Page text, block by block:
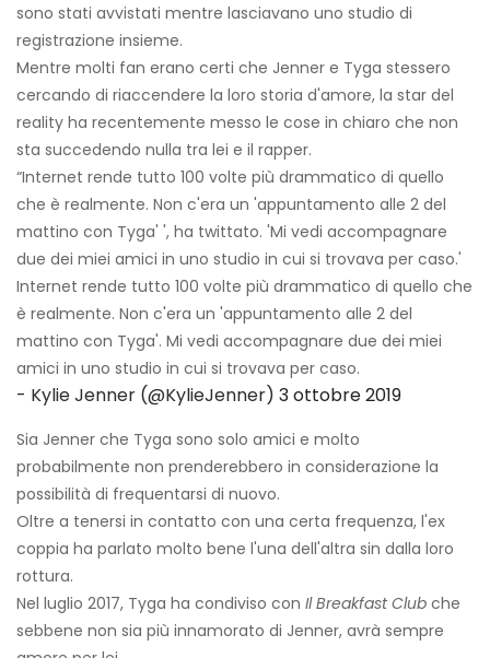
sono stati avvistati mentre lasciavano uno studio di
registrazione insieme.
Mentre molti fan erano certi che Jenner e Tyga stessero
cercando di riaccendere la loro storia d'amore, la star del
reality ha recentemente messo le cose in chiaro che non
sta succedendo nulla tra lei e il rapper.
“Internet rende tutto 100 volte più drammatico di quello
che è realmente. Non c'era un 'appuntamento alle 2 del
mattino con Tyga' ', ha twittato. 'Mi vedi accompagnare
due dei miei amici in uno studio in cui si trovava per caso.'
Internet rende tutto 100 volte più drammatico di quello che
è realmente. Non c'era un 'appuntamento alle 2 del
mattino con Tyga'. Mi vedi accompagnare due dei miei
amici in uno studio in cui si trovava per caso.
- Kylie Jenner (@KylieJenner) 3 ottobre 2019
Sia Jenner che Tyga sono solo amici e molto
probabilmente non prenderebbero in considerazione la
possibilità di frequentarsi di nuovo.
Oltre a tenersi in contatto con una certa frequenza, l'ex
coppia ha parlato molto bene l'una dell'altra sin dalla loro
rottura.
Nel luglio 2017, Tyga ha condiviso con Il Breakfast Club che
sebbene non sia più innamorato di Jenner, avrà sempre